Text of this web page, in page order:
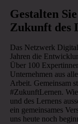
Gestalten
Zukunft des
Das Netzwerk
Jahren die
Über 100
Unternehmen aus
Arbeit. Gemeinsam
#ZukunftLernen.
und des Lernens
ein gemeinsames
uns heute noch